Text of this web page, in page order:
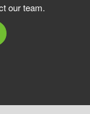
our team.